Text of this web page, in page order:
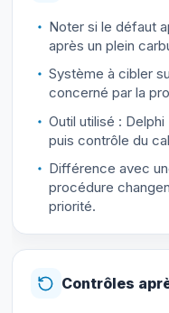
Noter si le défaut
après un plein
Système à cibler
concerné par la
Outil utilisé :
puis contrôle du
Différence avec
procédure
priorité.
Contrôles